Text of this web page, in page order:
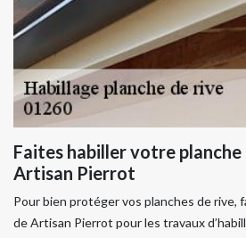
Faites habiller votre planche
Artisan Pierrot
Pour bien protéger vos planches de rive,
de Artisan Pierrot pour les travaux